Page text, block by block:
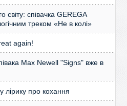
співачка GEREGA
треком «Не в колі»
again!
Max Newell "Signs" вже в
лірику про кохання